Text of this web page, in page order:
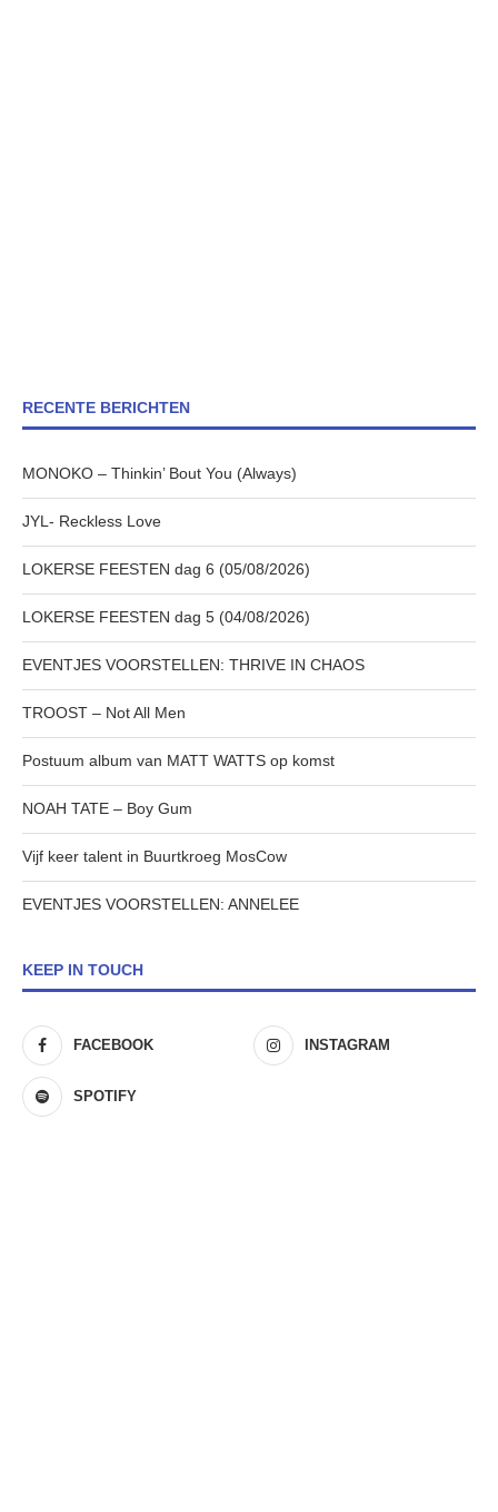
RECENTE BERICHTEN
MONOKO – Thinkin’ Bout You (Always)
JYL- Reckless Love
LOKERSE FEESTEN dag 6 (05/08/2026)
LOKERSE FEESTEN dag 5 (04/08/2026)
EVENTJES VOORSTELLEN: THRIVE IN CHAOS
TROOST – Not All Men
Postuum album van MATT WATTS op komst
NOAH TATE – Boy Gum
Vijf keer talent in Buurtkroeg MosCow
EVENTJES VOORSTELLEN: ANNELEE
KEEP IN TOUCH
FACEBOOK INSTAGRAM
SPOTIFY